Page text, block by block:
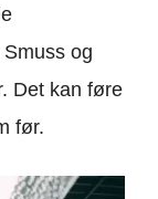
og
Det kan føre
før.